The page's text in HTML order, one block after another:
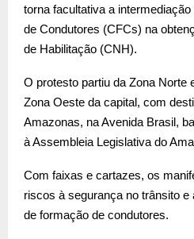
torna facultativa a
de Condutores (CFCs) na
de Habilitação (CNH).
O protesto partiu da Zona Norte
Zona Oeste da capital, com
Amazonas, na Avenida Brasil,
à Assembleia Legislativa do
Com faixas e cartazes, os
riscos à segurança no trânsito
de formação de condutores.